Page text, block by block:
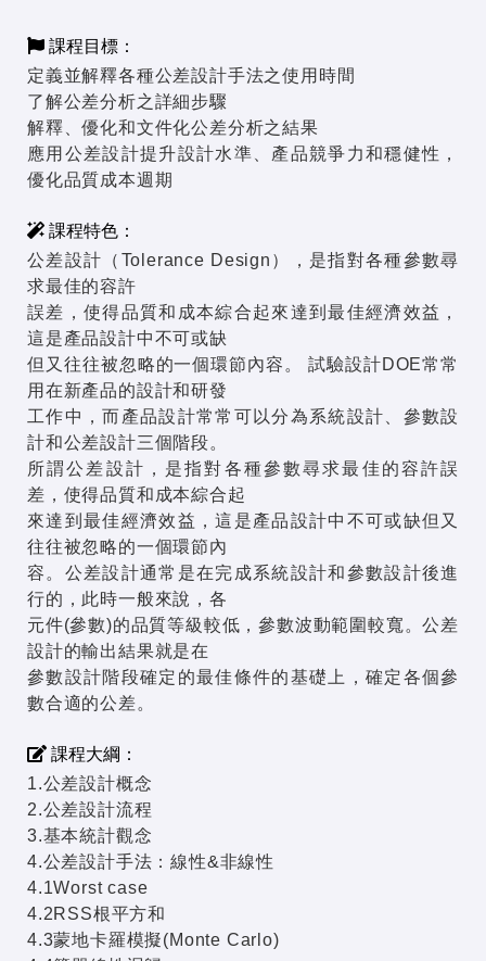
課程目標：
定義並解釋各種公差設計手法之使用時間
了解公差分析之詳細步驟
解釋、優化和文件化公差分析之結果
應用公差設計提升設計水準、產品競爭力和穩健性，
優化品質成本週期
課程特色：
公差設計（Tolerance Design），是指對各種參數尋
求最佳的容許
誤差，使得品質和成本綜合起來達到最佳經濟效益，
這是產品設計中不可或缺
但又往往被忽略的一個環節內容。 試驗設計DOE常常
用在新產品的設計和研發
工作中，而產品設計常常可以分為系統設計、參數設
計和公差設計三個階段。
所謂公差設計，是指對各種參數尋求最佳的容許誤
差，使得品質和成本綜合起
來達到最佳經濟效益，這是產品設計中不可或缺但又
往往被忽略的一個環節內
容。公差設計通常是在完成系統設計和參數設計後進
行的，此時一般來說，各
元件(參數)的品質等級較低，參數波動範圍較寬。公差
設計的輸出結果就是在
參數設計階段確定的最佳條件的基礎上，確定各個參
數合適的公差。
課程大綱：
1.公差設計概念
2.公差設計流程
3.基本統計觀念
4.公差設計手法：線性&非線性
4.1Worst case
4.2RSS根平方和
4.3蒙地卡羅模擬(Monte Carlo)